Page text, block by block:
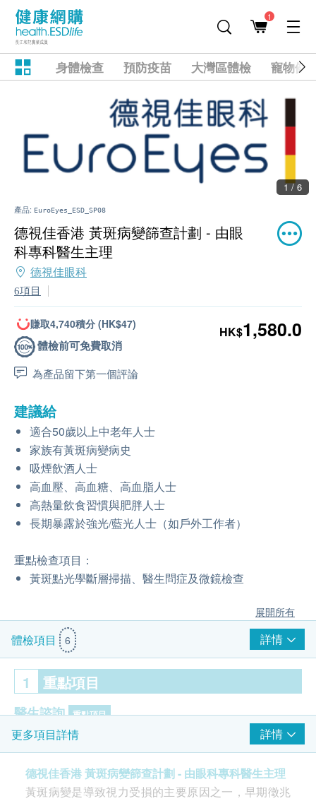
1
身體檢查 預防疫苗 大灣區體檢 寵物健
1 / 6
產品: EuroEyes_ESD_SP08
德視佳香港 黃斑病變篩查計劃 - 由眼
科專科醫生主理
德視佳眼科
6項目
賺取4,740積分 (HK$47)
體檢前可免費取消
為產品留下第一個評論
HK$1,580.0
建議給
適合50歲以上中老年人士
家族有黃斑病變病史
吸煙飲酒人士
高血壓、高血糖、高血脂人士
高熱量飲食習慣與肥胖人士
長期暴露於強光/藍光人士（如戶外工作者）
重點檢查項目：
黃斑點光學斷層掃描、醫生問症及微鏡檢查
展開所有
體檢項目 6 詳情
1 重點項目
醫生諮詢 重點項目
眼科專科醫生問症及微鏡檢查
2 基本項目
更多項目詳情 詳情
德視佳香港 黃斑病變篩查計劃 - 由眼科專科醫生主理
黃斑病變是導致視力受損的主要原因之一，早期徵兆